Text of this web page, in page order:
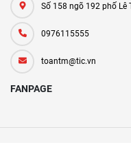
Số 158 ngõ 192 phố Lê
0976115555
toantm@tic.vn
FANPAGE